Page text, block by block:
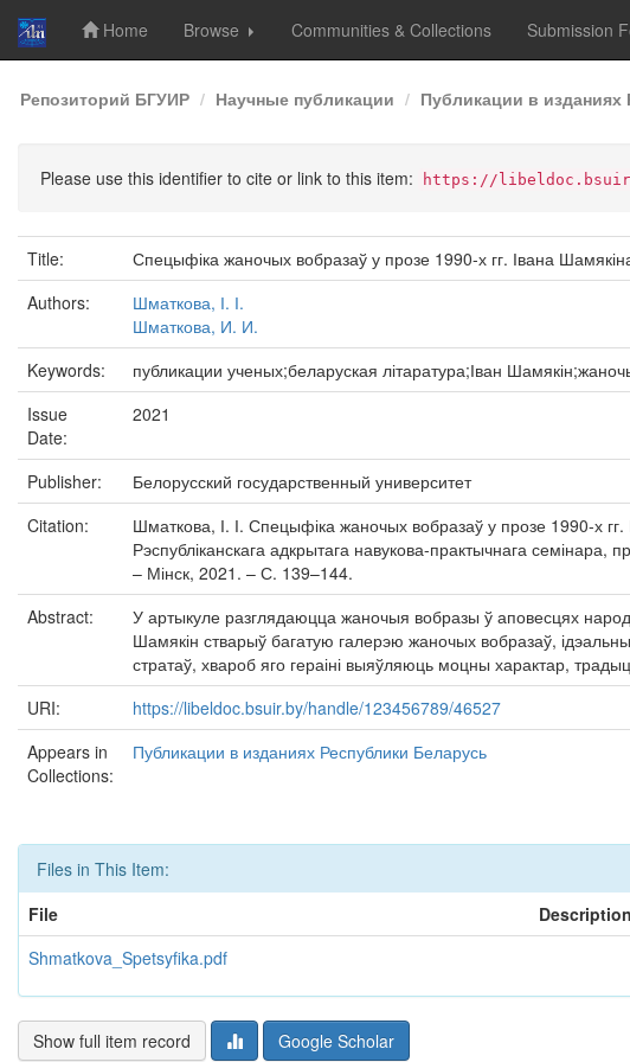
Skip
navigation
Home Browse Communities & Collections Submission
Репозиторий БГУИР Научные публикации Публикации в изданиях
Please use this identifier to cite or link to this item: https://
Title:
Спецыфіка жаночых вобразаў у прозе 1990-х гг. Івана
Authors:
Шматкова, І. І.
Шматкова, И. И.
Keywords:
публикации ученых;беларуская літаратура;Іван
Issue
Date:
2021
Publisher:
Белорусский государственный университет
Citation:
Шматкова, І. І. Спецыфіка жаночых вобразаў у прозе 1990-х гг.
Рэспубліканскага адкрытага навукова-практычнага
– Мінск, 2021. – С. 139–144.
Abstract:
У артыкуле разглядаюцца жаночыя вобразы ў аповесцях
Шамякін стварыў багатую галерэю жаночых вобразаў,
стратаў, хвароб яго гераіні выяўляюць моцны характар,
URI:
https://libeldoc.bsuir.by/handle/123456789/46527
Appears in
Collections:
Публикации в изданиях Республики Беларусь
Files in This Item:
File
Description
Shmatkova_Spetsyfika.pdf
Show full item record Google Scholar